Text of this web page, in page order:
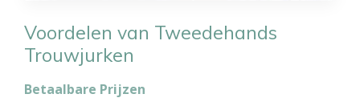
Voordelen van Tweedehands
Trouwjurken
Betaalbare Prijzen